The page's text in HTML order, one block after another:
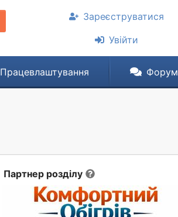
Зареєструватися
Увійти
Працевлаштування Форум
Партнер розділу